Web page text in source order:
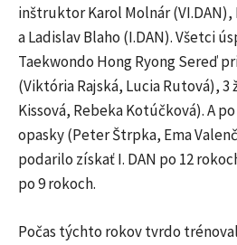
inštruktor Karol Molnár (VI.DAN),
a Ladislav Blaho (I.DAN). Všetci
Taekwondo Hong Ryong Sereď
(Viktória Rajská, Lucia Rutová),
Kissová, Rebeka Kotúčková). A
opasky (Peter Štrpka, Ema
podarilo získať I. DAN po 12
po 9 rokoch.
Počas týchto rokov tvrdo